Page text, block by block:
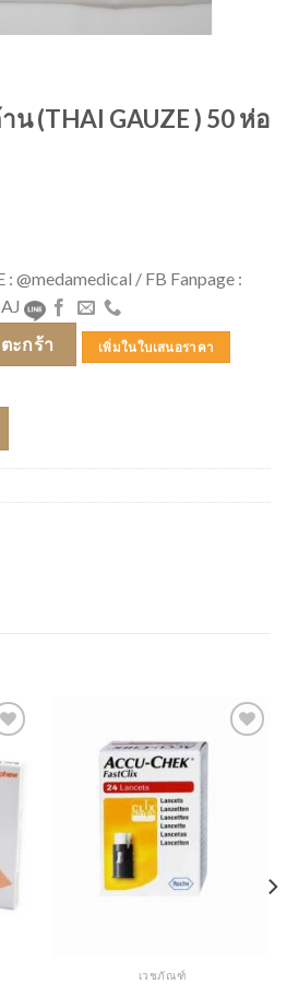
(THAI GAUZE ) 50 ห่อ
/ FB Fanpage :
(THAI GAUZE ) 50 ห่อ ชิ้น
ะกร้า เพิ่มในใบเสนอราคา
เวชภัณฑ์